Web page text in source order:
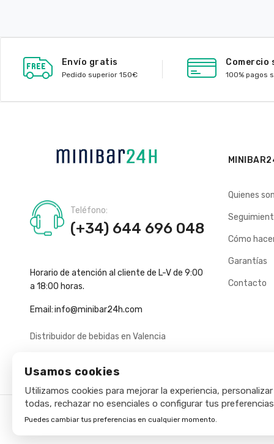
Usamos cookies
Utilizamos cookies para mejorar la experiencia,
todas, rechazar no esenciales o configurar tus
Puedes cambiar tus preferencias en cualquier momento.
Envío gratis
Pedido superior 150€
Comercio
100% pagos
Teléfono:
(+34) 644 696 048
Horario de atención al cliente de L-V de 9:00
a 18:00 horas.
Email:info@minibar24h.com
Distribuidor de bebidas en Valencia
Quienes
Cómo
Garantías
Contacto
Copyright © 2025 - Minibar24h.com. Todos los derechos